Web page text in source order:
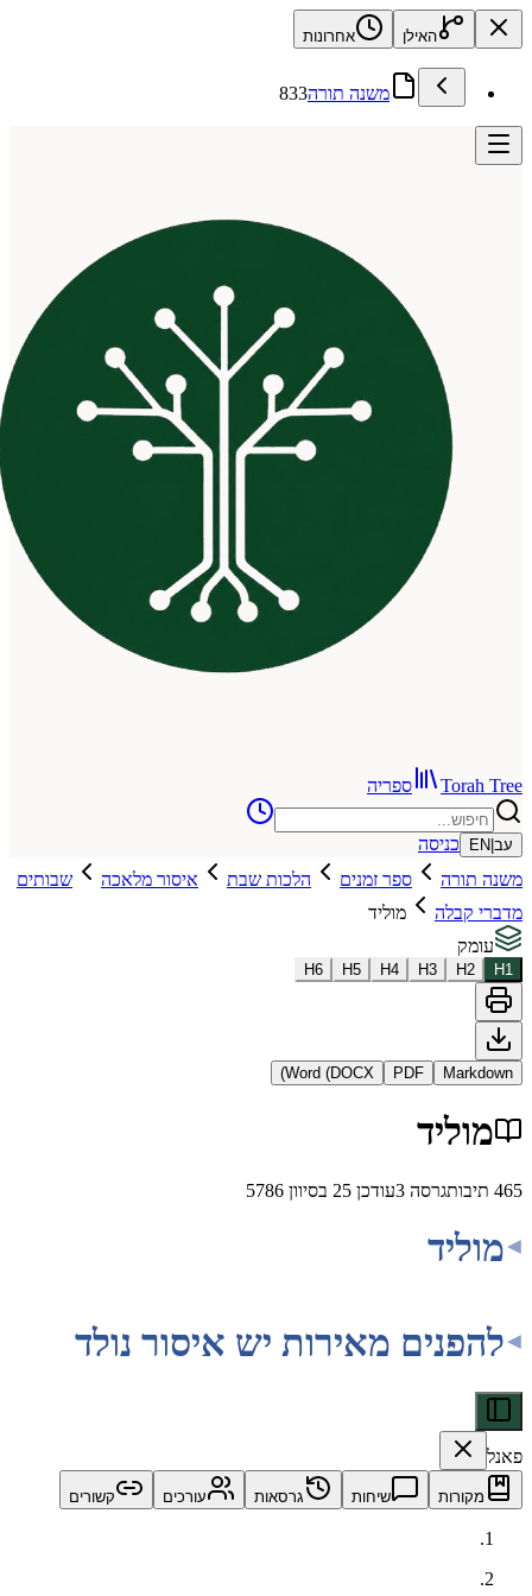
האילן אחרונות
משנה תורה833
ספריה
כניסה
ספר זמנים הלכות שבת איסור מלאכה
שבותים
מוליד
H3
H4
H5
H6
PDF
Word (DOCX)
גרסה 3עודכן 25 בסיוון 5786
מאירות יש איסור נולד
שיחות גרסאות עורכים קשורים